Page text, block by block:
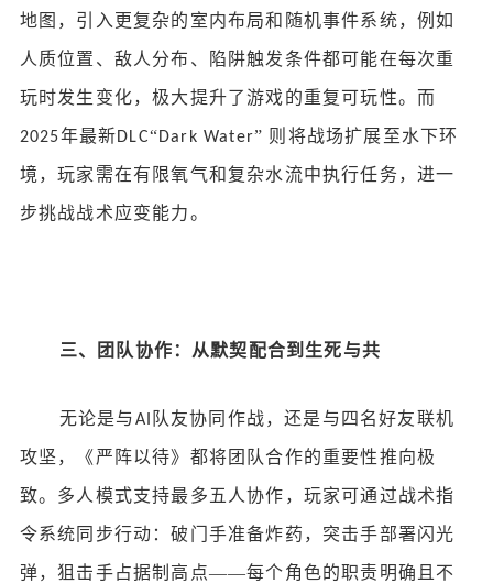
地图，引入更复杂的室内布局和随机事件系统，例如
人质位置、敌人分布、陷阱触发条件都可能在每次重
玩时发生变化，极大提升了游戏的重复可玩性。而
2025年最新DLC“Dark Water” 则将战场扩展至水下环
境，玩家需在有限氧气和复杂水流中执行任务，进一
步挑战战术应变能力。
三、团队协作：从默契配合到生死与共
无论是与AI 队友协同作战，还是与四名好友联机
攻坚，《严阵以待》都将团队合作的重要性推向极
致。多人模式支持最多五人协作，玩家可通过战术指
令系统同步行动：破门手准备炸药，突击手部署闪光
弹，狙击手占据制高点——每个角色的职责明确且不